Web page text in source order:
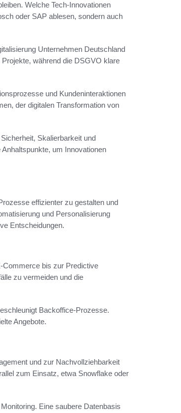
Welche Tech-Innovationen
oder SAP ablesen, sondern auch
Unternehmen Deutschland
während die DSGVO klare
und Kundeninteraktionen
der digitalen Transformation von
Skalierbarkeit und
um Innovationen
effizienter zu gestalten und
und Personalisierung
Entscheidungen.
Commerce bis zur Predictive
zu vermeiden und die
Backoffice-Prozesse.
Angebote.
und zur Nachvollziehbarkeit
zum Einsatz, etwa Snowflake oder
Eine saubere Datenbasis